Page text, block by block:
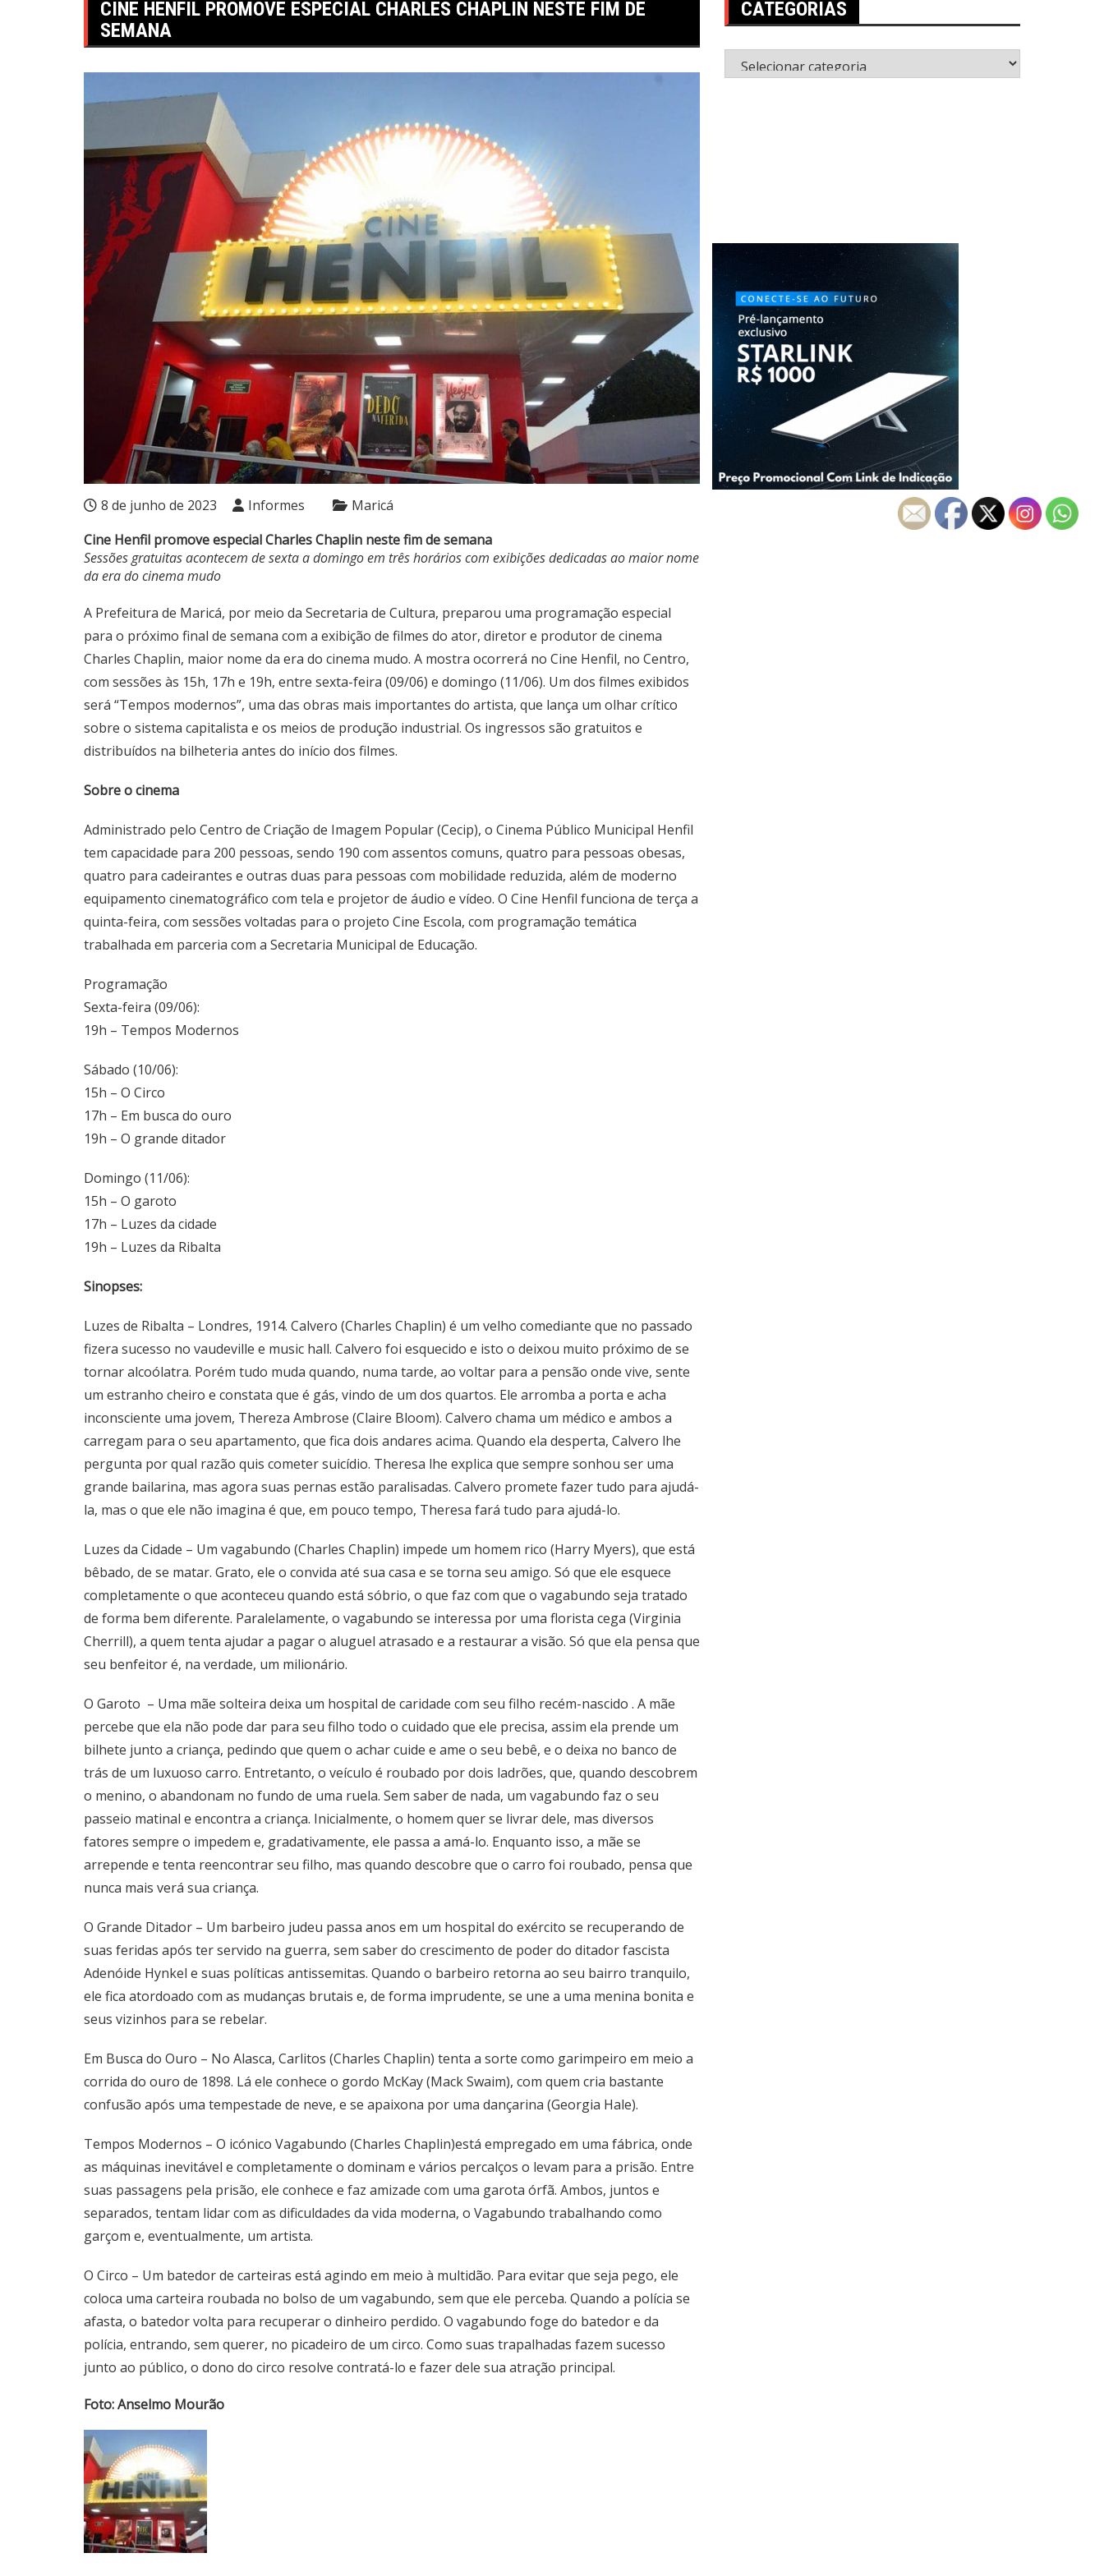
CINE HENFIL PROMOVE ESPECIAL CHARLES CHAPLIN NESTE FIM DE
SEMANA
8 de junho de 2023 Informes
Maricá
Cine Henfil promove especial Charles Chaplin neste fim de semana
Sessões gratuitas acontecem de sexta a domingo em três horários com exibições dedicadas ao maior nome
da era do cinema mudo
A Prefeitura de Maricá, por meio da Secretaria de Cultura, preparou uma programação especial
para o próximo final de semana com a exibição de filmes do ator, diretor e produtor de cinema
Charles Chaplin, maior nome da era do cinema mudo. A mostra ocorrerá no Cine Henfil, no Centro,
com sessões às 15h, 17h e 19h, entre sexta-feira (09/06) e domingo (11/06). Um dos filmes exibidos
será “Tempos modernos”, uma das obras mais importantes do artista, que lança um olhar crítico
sobre o sistema capitalista e os meios de produção industrial. Os ingressos são gratuitos e
distribuídos na bilheteria antes do início dos filmes.
Sobre o cinema
Administrado pelo Centro de Criação de Imagem Popular (Cecip), o Cinema Público Municipal Henfil
tem capacidade para 200 pessoas, sendo 190 com assentos comuns, quatro para pessoas obesas,
quatro para cadeirantes e outras duas para pessoas com mobilidade reduzida, além de moderno
equipamento cinematográfico com tela e projetor de áudio e vídeo. O Cine Henfil funciona de terça a
quinta-feira, com sessões voltadas para o projeto Cine Escola, com programação temática
trabalhada em parceria com a Secretaria Municipal de Educação.
Programação
Sexta-feira (09/06):
19h – Tempos Modernos
Sábado (10/06):
15h – O Circo
17h – Em busca do ouro
19h – O grande ditador
Domingo (11/06):
15h – O garoto
17h – Luzes da cidade
19h – Luzes da Ribalta
Sinopses:
Luzes de Ribalta – Londres, 1914. Calvero (Charles Chaplin) é um velho comediante que no passado
fizera sucesso no vaudeville e music hall. Calvero foi esquecido e isto o deixou muito próximo de se
tornar alcoólatra. Porém tudo muda quando, numa tarde, ao voltar para a pensão onde vive, sente
um estranho cheiro e constata que é gás, vindo de um dos quartos. Ele arromba a porta e acha
inconsciente uma jovem, Thereza Ambrose (Claire Bloom). Calvero chama um médico e ambos a
carregam para o seu apartamento, que fica dois andares acima. Quando ela desperta, Calvero lhe
pergunta por qual razão quis cometer suicídio. Theresa lhe explica que sempre sonhou ser uma
grande bailarina, mas agora suas pernas estão paralisadas. Calvero promete fazer tudo para ajudá-
la, mas o que ele não imagina é que, em pouco tempo, Theresa fará tudo para ajudá-lo.
Luzes da Cidade – Um vagabundo (Charles Chaplin) impede um homem rico (Harry Myers), que está
bêbado, de se matar. Grato, ele o convida até sua casa e se torna seu amigo. Só que ele esquece
completamente o que aconteceu quando está sóbrio, o que faz com que o vagabundo seja tratado
de forma bem diferente. Paralelamente, o vagabundo se interessa por uma florista cega (Virginia
Cherrill), a quem tenta ajudar a pagar o aluguel atrasado e a restaurar a visão. Só que ela pensa que
seu benfeitor é, na verdade, um milionário.
O Garoto – Uma mãe solteira deixa um hospital de caridade com seu filho recém-nascido . A mãe
percebe que ela não pode dar para seu filho todo o cuidado que ele precisa, assim ela prende um
bilhete junto a criança, pedindo que quem o achar cuide e ame o seu bebê, e o deixa no banco de
trás de um luxuoso carro. Entretanto, o veículo é roubado por dois ladrões, que, quando descobrem
o menino, o abandonam no fundo de uma ruela. Sem saber de nada, um vagabundo faz o seu
passeio matinal e encontra a criança. Inicialmente, o homem quer se livrar dele, mas diversos
fatores sempre o impedem e, gradativamente, ele passa a amá-lo. Enquanto isso, a mãe se
arrepende e tenta reencontrar seu filho, mas quando descobre que o carro foi roubado, pensa que
nunca mais verá sua criança.
O Grande Ditador – Um barbeiro judeu passa anos em um hospital do exército se recuperando de
suas feridas após ter servido na guerra, sem saber do crescimento de poder do ditador fascista
Adenóide Hynkel e suas políticas antissemitas. Quando o barbeiro retorna ao seu bairro tranquilo,
ele fica atordoado com as mudanças brutais e, de forma imprudente, se une a uma menina bonita e
seus vizinhos para se rebelar.
Em Busca do Ouro – No Alasca, Carlitos (Charles Chaplin) tenta a sorte como garimpeiro em meio a
corrida do ouro de 1898. Lá ele conhece o gordo McKay (Mack Swaim), com quem cria bastante
confusão após uma tempestade de neve, e se apaixona por uma dançarina (Georgia Hale).
Tempos Modernos – O icónico Vagabundo (Charles Chaplin)está empregado em uma fábrica, onde
as máquinas inevitável e completamente o dominam e vários percalços o levam para a prisão. Entre
suas passagens pela prisão, ele conhece e faz amizade com uma garota órfã. Ambos, juntos e
separados, tentam lidar com as dificuldades da vida moderna, o Vagabundo trabalhando como
garçom e, eventualmente, um artista.
O Circo – Um batedor de carteiras está agindo em meio à multidão. Para evitar que seja pego, ele
coloca uma carteira roubada no bolso de um vagabundo, sem que ele perceba. Quando a polícia se
afasta, o batedor volta para recuperar o dinheiro perdido. O vagabundo foge do batedor e da
polícia, entrando, sem querer, no picadeiro de um circo. Como suas trapalhadas fazem sucesso
junto ao público, o dono do circo resolve contratá-lo e fazer dele sua atração principal.
Foto: Anselmo Mourão
CATEGORIAS
Categorias